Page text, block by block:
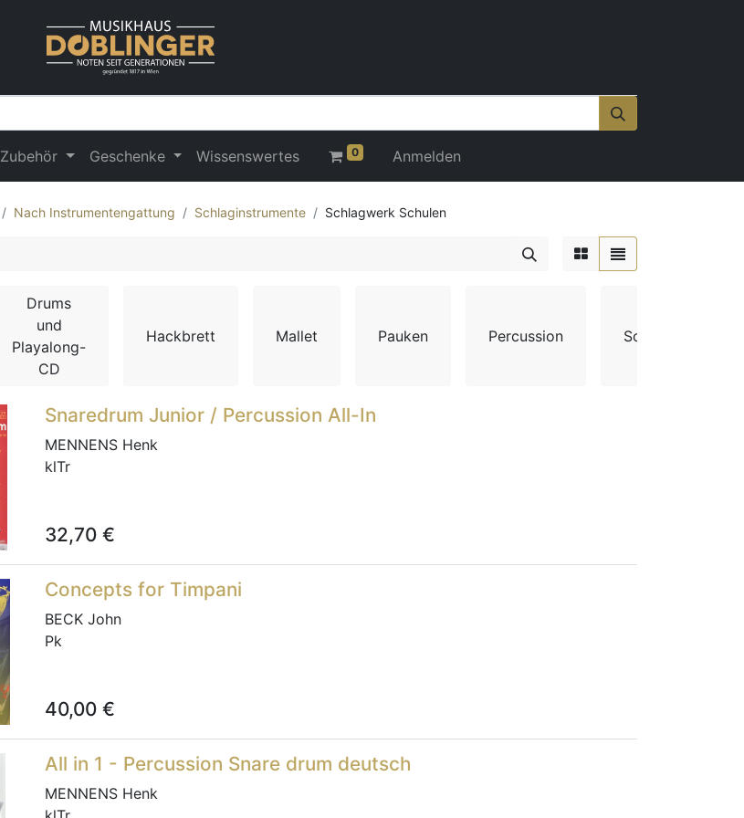
Zubehör Geschenke Wissenswertes 0 Anmelden
Nach Instrumentengattung Schlaginstrumente Schlagwerk Schulen
Drums
und
Playalong-
CD
Hackbrett Mallet Pauken Percussion Schlagwerk
Snaredrum Junior / Percussion All-In
MENNENS Henk
klTr
32,70 €
Concepts for Timpani
BECK John
Pk
40,00 €
All in 1 - Percussion Snare drum deutsch
MENNENS Henk